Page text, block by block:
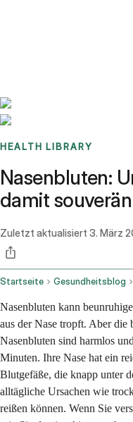
HEALTH LIBRARY
Nasenbluten:
damit
Zuletzt aktualisiert 3. März
Startseite Gesundheitsblog
Nasenbluten kann
aus der Nase tropft. Aber die
Nasenbluten sind harmlos
Minuten. Ihre Nase hat ein
Blutgefäße, die knapp unter
alltägliche Ursachen wie
reißen können. Wenn Sie